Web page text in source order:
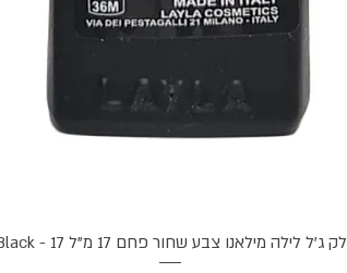
תצוגה מהירה
לק ג'ל לילה מילאנו צבע שחור פחם 17 מ"ל Black - 17